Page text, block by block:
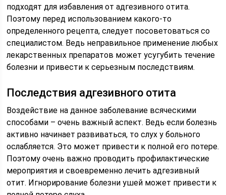
подходят для избавления от адгезивного отита.
Поэтому перед использованием какого-то
определенного рецепта, следует посоветоваться со
специалистом. Ведь неправильное применение любых
лекарственных препаратов может усугубить течение
болезни и привести к серьезным последствиям.
Последствия адгезивного отита
Воздействие на данное заболевание всяческими
способами – очень важный аспект. Ведь если болезнь
активно начинает развиваться, то слух у больного
ослабляется. Это может привести к полной его потере.
Поэтому очень важно проводить профилактические
мероприятия и своевременно лечить адгезивный
отит. Игнорирование болезни ушей может привести к